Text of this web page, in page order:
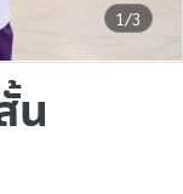
1/3
น